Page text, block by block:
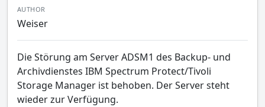
AUTHOR
Weiser
Die Störung am Server ADSM1 des Backup- und
Archivdienstes IBM Spectrum Protect/Tivoli
Storage Manager ist behoben. Der Server steht
wieder zur Verfügung.